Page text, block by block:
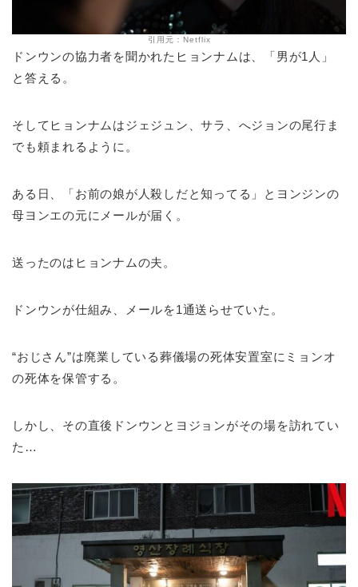
引用元：Netflix
ドンウンの協力者を聞かれたヒョンナムは、「男が1人」
と答える。
そしてヒョンナムはジェジュン、サラ、へジョンの尾行ま
でも頼まれるように。
ある日、「お前の娘が人殺しだと知ってる」とヨンジンの
母ヨンエの元にメールが届く。
送ったのはヒョンナムの夫。
ドンウンが仕組み、メールを1通送らせていた。
“おじさん”は廃業している葬儀場の死体安置室にミョンオ
の死体を保管する。
しかし、その直後ドンウンとヨジョンがその場を訪れてい
た…